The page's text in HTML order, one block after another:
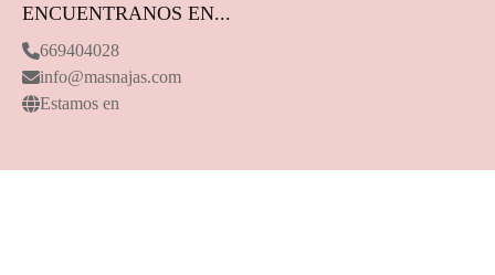
ENCUENTRANOS EN...
669404028
info@masnajas.com
Estamos en